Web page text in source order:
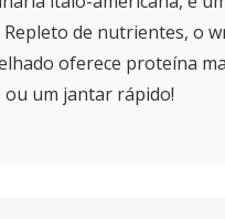
de nutrientes, o
oferece proteína
um jantar rápido!